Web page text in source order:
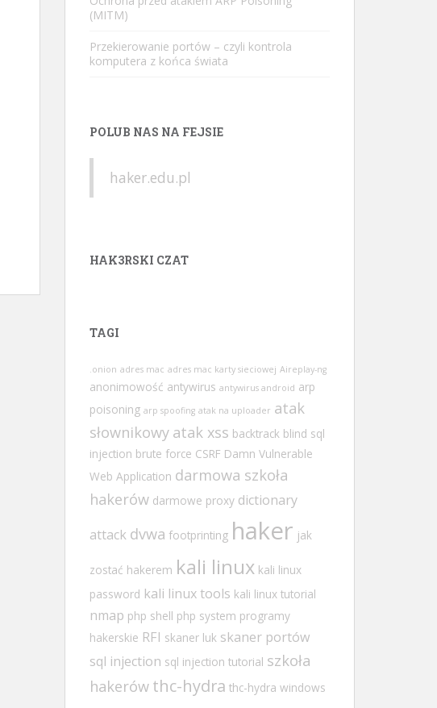
(MITM)
Przekierowanie portów – czyli kontrola
komputera z końca świata
POLUB NAS NA FEJSIE
haker.edu.pl
HAK3RSKI CZAT
TAGI
.onion adres mac adres mac karty sieciowej Aireplay-ng
anonimowość antywirus antywirus android arp
poisoning arp spoofing atak na uploader atak
słownikowy atak xss backtrack blind sql
injection brute force CSRF Damn Vulnerable
Web Application darmowa szkoła
hakerów darmowe proxy dictionary
attack dvwa footprinting haker jak
zostać hakerem kali linux kali linux
password kali linux tools kali linux tutorial
nmap php shell php system programy
hakerskie RFI skaner luk skaner portów
sql injection sql injection tutorial szkoła
hakerów thc-hydra thc-hydra windows